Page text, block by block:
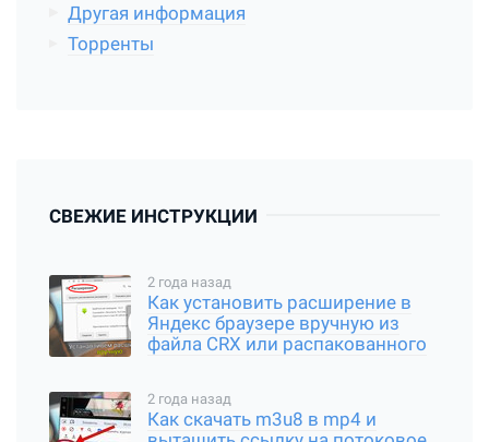
Другая информация
Торренты
СВЕЖИЕ ИНСТРУКЦИИ
2 года назад
Как установить расширение в
Яндекс браузере вручную из
файла CRX или распакованного
2 года назад
Как скачать m3u8 в mp4 и